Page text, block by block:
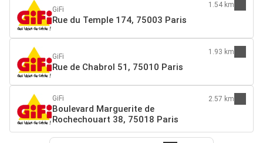
GiFi
Rue du Temple 174, 75003 Paris
1.54 km
GiFi
Rue de Chabrol 51, 75010 Paris
1.93 km
GiFi
Boulevard Marguerite de
Rochechouart 38, 75018 Paris
2.57 km